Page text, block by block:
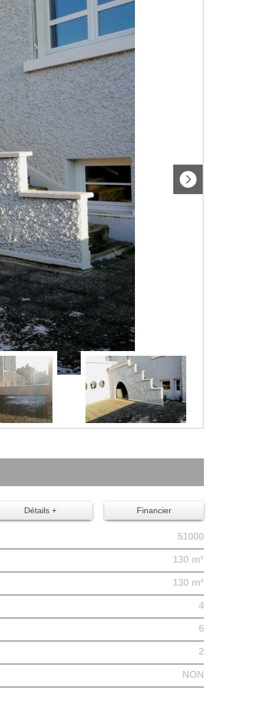
Détails + Financier
51000
130 m²
130 m²
4
6
2
NON